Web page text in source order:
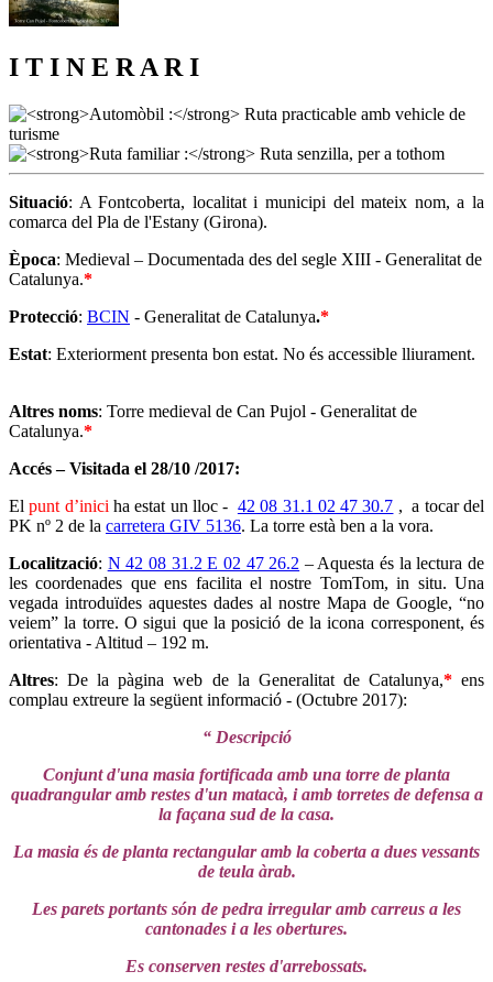
I T I N E R A R I
Situació: A Fontcoberta, localitat i municipi del mateix nom, a la
comarca del Pla de l'Estany (Girona).
Època: Medieval – Documentada des del segle XIII - Generalitat de
Catalunya.*
Protecció: BCIN - Generalitat de Catalunya.*
Estat: Exteriorment presenta bon estat. No és accessible lliurament.
Altres noms: Torre medieval de Can Pujol - Generalitat de
Catalunya.*
Accés – Visitada el 28/10 /2017:
Elpunt d’inici ha estat un lloc - 42 08 31.1 02 47 30.7 , a tocar del
PK nº 2 de la carretera GIV 5136. La torre està ben a la vora.
Localització: N 42 08 31.2 E 02 47 26.2 – Aquesta és la lectura de
les coordenades que ens facilita el nostre TomTom, in situ. Una
vegada introduïdes aquestes dades al nostre Mapa de Google, “no
veiem” la torre. O sigui que la posició de la icona corresponent, és
orientativa - Altitud – 192 m.
Altres: De la pàgina web de la Generalitat de Catalunya,*ens
complau extreure la següent informació - (Octubre 2017):
“ Descripció
Conjunt d'una masia fortificada amb una torre de planta
quadrangular amb restes d'un matacà, i amb torretes de defensa a
la façana sud de la casa.
La masia és de planta rectangular amb la coberta a dues vessants
de teula àrab.
Les parets portants són de pedra irregular amb carreus a les
cantonades i a les obertures.
Es conserven restes d'arrebossats.